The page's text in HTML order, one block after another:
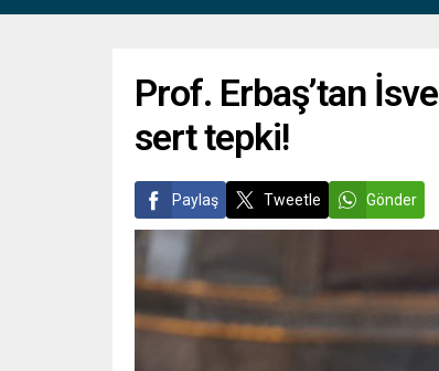
Prof. Erbaş’tan
sert tepki!
Paylaş Tweetle Gönder